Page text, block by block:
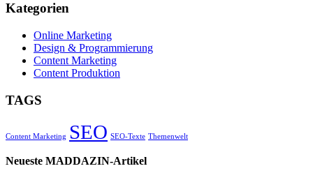
Kategorien
Online Marketing
Design & Programmierung
Content Marketing
Content Produktion
TAGS
Content Marketing SEO SEO-Texte Themenwelt
Neueste MADDAZIN-Artikel